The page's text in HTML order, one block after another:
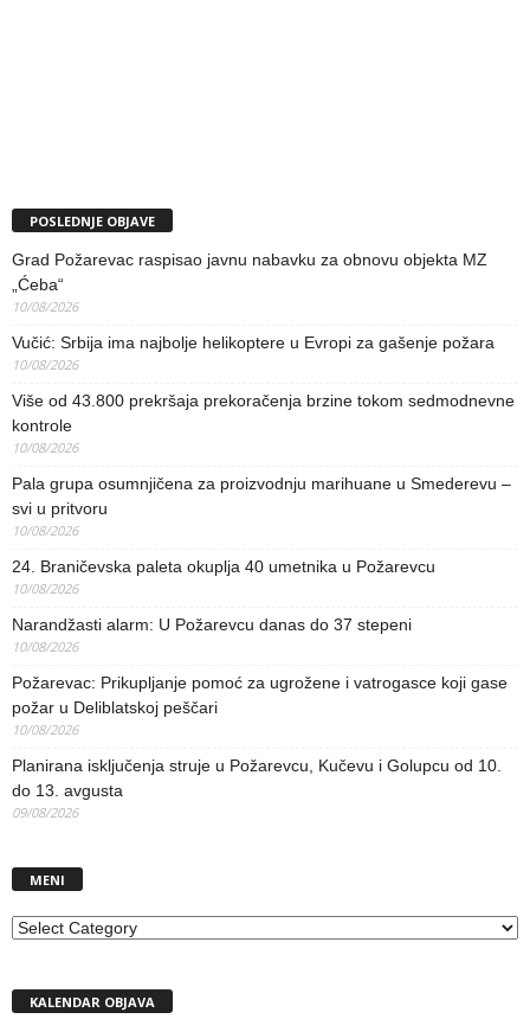
POSLEDNJE OBJAVE
Grad Požarevac raspisao javnu nabavku za obnovu objekta MZ
„Ćeba“
10/08/2026
Vučić: Srbija ima najbolje helikoptere u Evropi za gašenje požara
10/08/2026
Više od 43.800 prekršaja prekoračenja brzine tokom sedmodnevne
kontrole
10/08/2026
Pala grupa osumnjičena za proizvodnju marihuane u Smederevu –
svi u pritvoru
10/08/2026
24. Braničevska paleta okuplja 40 umetnika u Požarevcu
10/08/2026
Narandžasti alarm: U Požarevcu danas do 37 stepeni
10/08/2026
Požarevac: Prikupljanje pomoć za ugrožene i vatrogasce koji gase
požar u Deliblatskoj peščari
10/08/2026
Planirana isključenja struje u Požarevcu, Kučevu i Golupcu od 10.
do 13. avgusta
09/08/2026
MENI
MENI
KALENDAR OBJAVA